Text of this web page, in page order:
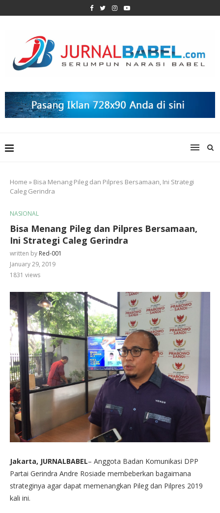
Home » Bisa Menang Pileg dan Pilpres Bersamaan, Ini Strategi
Caleg Gerindra
NASIONAL
Bisa Menang Pileg dan Pilpres Bersamaan,
Ini Strategi Caleg Gerindra
written by Red-001
January 29, 2019
1831 views
Jakarta, JURNALBABEL– Anggota Badan Komunikasi DPP
Partai Gerindra Andre Rosiade membeberkan bagaimana
strateginya agar dapat memenangkan Pileg dan Pilpres 2019
kali ini.